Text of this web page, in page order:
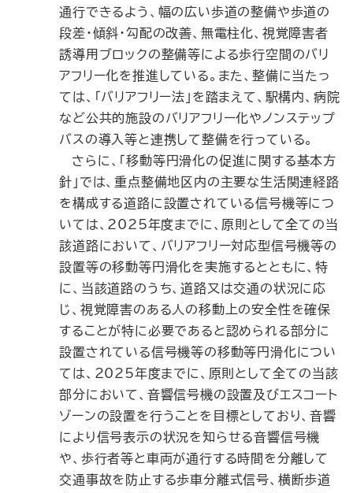
通行できるよう、幅の広い歩道の整備や歩道の
段差・傾斜・勾配の改善、無電柱化、視覚障害者
誘導用ブロックの整備等による歩行空間のバリ
アフリー化を推進している。また、整備に当たっ
ては、「バリアフリー法」を踏まえて、駅構内、病院
など公共的施設のバリアフリー化やノンステップ
バスの導入等と連携して整備を行っている。
さらに、「移動等円滑化の促進に関する基本方
針」では、重点整備地区内の主要な生活関連経路
を構成する道路に設置されている信号機等につ
いては、2025年度までに、原則として全ての当
該道路において、バリアフリー対応型信号機等の
設置等の移動等円滑化を実施するとともに、特
に、当該道路のうち、道路又は交通の状況に応
じ、視覚障害のある人の移動上の安全性を確保
することが特に必要であると認められる部分に
設置されている信号機等の移動等円滑化につい
ては、2025年度までに、原則として全ての当該
部分において、音響信号機の設置及びエスコート
ゾーンの設置を行うことを目標としており、音響
により信号表示の状況を知らせる音響信号機
や、歩行者等と車両が通行する時間を分離して
交通事故を防止する歩車分離式信号、横断歩道